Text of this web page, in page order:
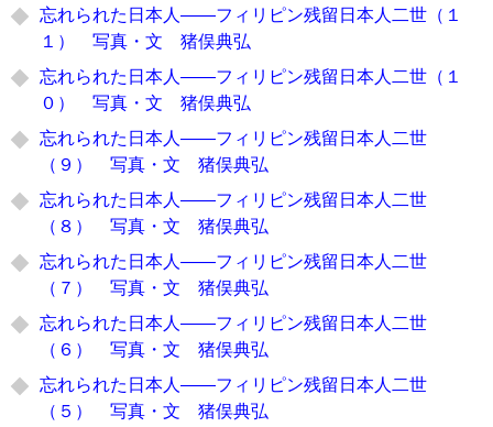
忘れられた日本人――フィリピン残留日本人二世（１
１） 写真・文 猪俣典弘
忘れられた日本人――フィリピン残留日本人二世（１
０） 写真・文 猪俣典弘
忘れられた日本人――フィリピン残留日本人二世
（９） 写真・文 猪俣典弘
忘れられた日本人――フィリピン残留日本人二世
（８） 写真・文 猪俣典弘
忘れられた日本人――フィリピン残留日本人二世
（７） 写真・文 猪俣典弘
忘れられた日本人――フィリピン残留日本人二世
（６） 写真・文 猪俣典弘
忘れられた日本人――フィリピン残留日本人二世
（５） 写真・文 猪俣典弘